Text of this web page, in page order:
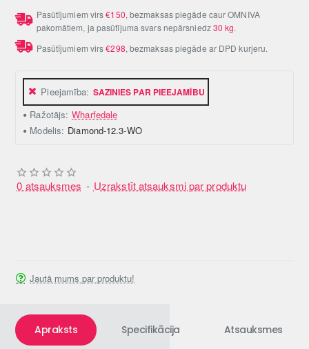
Pieejamība: SAZINIES PAR PIEEJAMĪBU
Ražotājs: Wharfedale
Modelis: Diamond-12.3-WO
0 atsauksmes - Uzrakstīt atsauksmi par produktu
Pasūtījumiem virs€150, bezmaksas piegāde caur OMNIVA
pakomātiem, ja pasūtījuma svars nepārsniedz30 kg.
Pasūtījumiem virs€298, bezmaksas piegāde ar DPD kurjeru.
Jautā mums par produktu!
Apraksts Specifikācija Atsauksmes